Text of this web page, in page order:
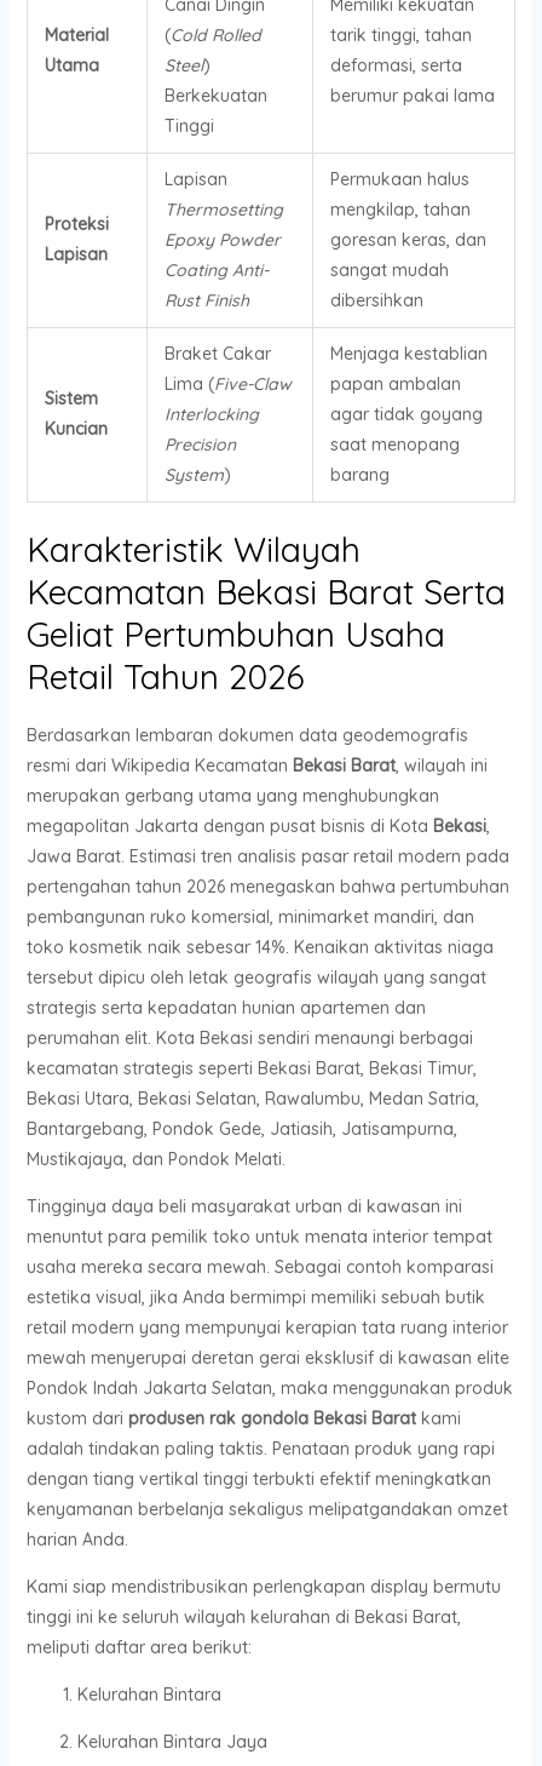
Material
Utama
(Cold Rolled
Steel)
Berkekuatan
Tinggi
tarik tinggi, tahan
deformasi, serta
berumur pakai lama
Proteksi
Lapisan
Lapisan
Thermosetting
Epoxy Powder
Coating Anti-
Rust Finish
Permukaan halus
mengkilap, tahan
goresan keras, dan
sangat mudah
dibersihkan
Sistem
Kuncian
Braket Cakar
Lima (Five-Claw
Interlocking
Precision
System)
Menjaga kestablian
papan ambalan
agar tidak goyang
saat menopang
barang
Karakteristik Wilayah
Kecamatan Bekasi Barat Serta
Geliat Pertumbuhan Usaha
Retail Tahun 2026
Berdasarkan lembaran dokumen data geodemografis
resmi dari Wikipedia Kecamatan Bekasi Barat, wilayah ini
merupakan gerbang utama yang menghubungkan
megapolitan Jakarta dengan pusat bisnis di Kota Bekasi,
Jawa Barat. Estimasi tren analisis pasar retail modern pada
pertengahan tahun 2026 menegaskan bahwa pertumbuhan
pembangunan ruko komersial, minimarket mandiri, dan
toko kosmetik naik sebesar 14%. Kenaikan aktivitas niaga
tersebut dipicu oleh letak geografis wilayah yang sangat
strategis serta kepadatan hunian apartemen dan
perumahan elit. Kota Bekasi sendiri menaungi berbagai
kecamatan strategis seperti Bekasi Barat, Bekasi Timur,
Bekasi Utara, Bekasi Selatan, Rawalumbu, Medan Satria,
Bantargebang, Pondok Gede, Jatiasih, Jatisampurna,
Mustikajaya, dan Pondok Melati.
Tingginya daya beli masyarakat urban di kawasan ini
menuntut para pemilik toko untuk menata interior tempat
usaha mereka secara mewah. Sebagai contoh komparasi
estetika visual, jika Anda bermimpi memiliki sebuah butik
retail modern yang mempunyai kerapian tata ruang interior
mewah menyerupai deretan gerai eksklusif di kawasan elite
Pondok Indah Jakarta Selatan, maka menggunakan produk
kustom dari produsen rak gondola Bekasi Baratkami
adalah tindakan paling taktis. Penataan produk yang rapi
dengan tiang vertikal tinggi terbukti efektif meningkatkan
kenyamanan berbelanja sekaligus melipatgandakan omzet
harian Anda.
Kami siap mendistribusikan perlengkapan display bermutu
tinggi ini ke seluruh wilayah kelurahan di Bekasi Barat,
meliputi daftar area berikut:
Kelurahan Bintara
Kelurahan Bintara Jaya